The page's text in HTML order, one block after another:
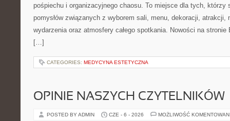
pośpiechu i organizacyjnego chaosu. To miejsce dla tych, którzy
pomysłów związanych z wyborem sali, menu, dekoracji, atrakcji,
wydarzenia oraz atmosfery całego spotkania. Nowości na
[…]
CATEGORIES: MEDYCYNA ESTETYCZNA
OPINIE NASZYCH CZYTELNIKÓW
POSTED BY ADMIN CZE - 6 - 2026 MOŻLIWOŚĆ